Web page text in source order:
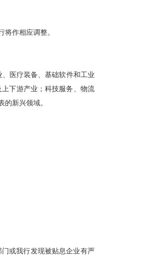
作相应调整。
医疗装备、基础软件和工业
下游产业；科技服务、物流
新兴领域。
或我行发现被贴息企业有严